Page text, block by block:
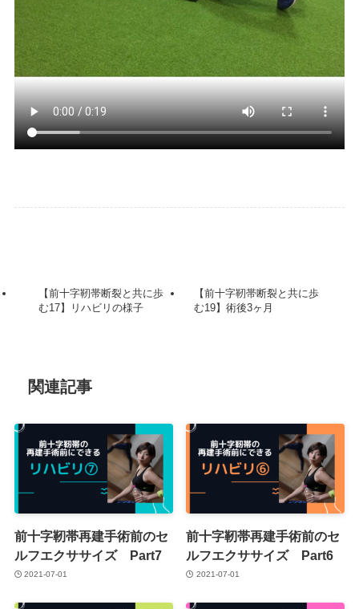
【前十字靭帯断裂と共に歩
む17】リハビリの様子
【前十字靭帯断裂と共に歩
む19】術後3ヶ月
関連記事
前十字靭帯再建手術前のセ
ルフエクササイズ Part7
2021-07-01
前十字靭帯再建手術前のセ
ルフエクササイズ Part6
2021-07-01